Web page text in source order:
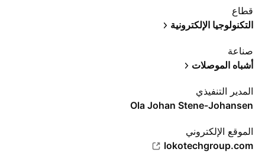
قطاع
التكنولوجيا الإلكترونية
صناعة
أشباه الموصلات
المدير التنفيذي
Ola Johan Stene-Johansen
الموقع الإلكتروني
lokotechgroup.com